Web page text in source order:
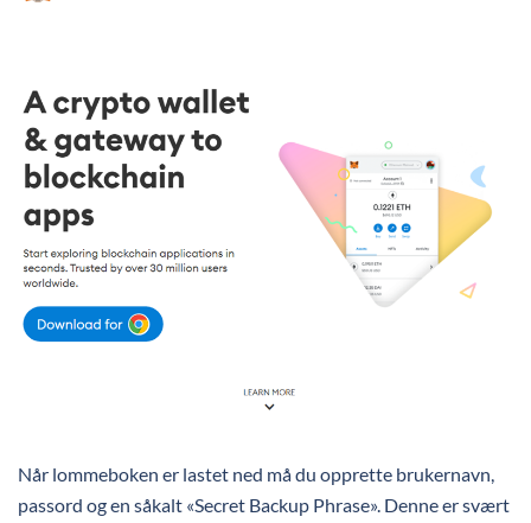
Når lommeboken er lastet ned må du opprette brukernavn,
passord og en såkalt «Secret Backup Phrase». Denne er svært